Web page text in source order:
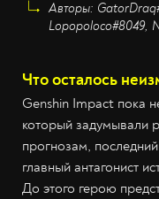
Авторы:
Lopopoloco#8049,
Что осталось
Genshin Impact пока
который задумывали
прогнозам,
главный антагонист
До этого герою